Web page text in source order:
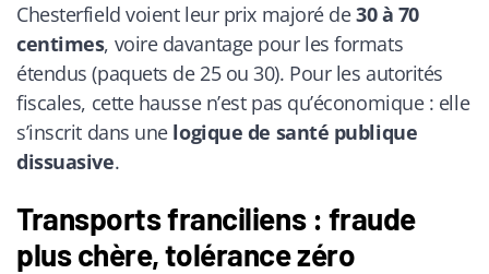
Chesterfield voient leur prix majoré de30 à 70
centimes, voire davantage pour les formats
étendus (paquets de 25 ou 30). Pour les autorités
fiscales, cette hausse n’est pas qu’économique : elle
s’inscrit dans une logique de santé publique
dissuasive.
Transports franciliens : fraude
plus chère, tolérance zéro